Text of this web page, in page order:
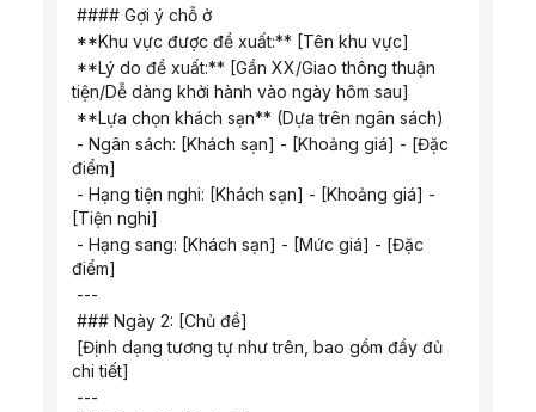
#### Gợi ý chỗ ở
**Khu vực được đề xuất:** [Tên khu vực]
tiện/Dễ dàng khởi hành vào ngày hôm sau]
**Lựa chọn khách sạn** (Dựa trên ngân sách)
điểm]
[Tiện nghi]
điểm]
---
### Ngày 2: [Chủ đề]
chi tiết]
---